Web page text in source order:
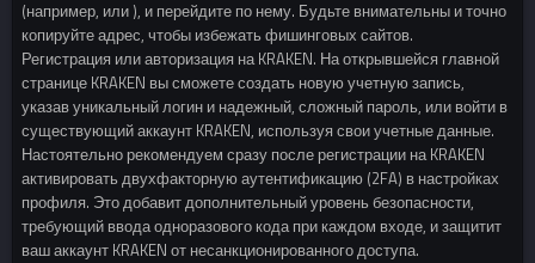
(например, или ), и перейдите по нему. Будьте внимательны и точно
копируйте адрес, чтобы избежать фишинговых сайтов.
Регистрация или авторизация на KRAKEN. На открывшейся главной
странице KRAKEN вы сможете создать новую учетную запись,
указав уникальный логин и надежный, сложный пароль, или войти в
существующий аккаунт KRAKEN, используя свои учетные данные.
Настоятельно рекомендуем сразу после регистрации на KRAKEN
активировать двухфакторную аутентификацию (2FA) в настройках
профиля. Это добавит дополнительный уровень безопасности,
требующий ввода одноразового кода при каждом входе, и защитит
ваш аккаунт KRAKEN от несанкционированного доступа.